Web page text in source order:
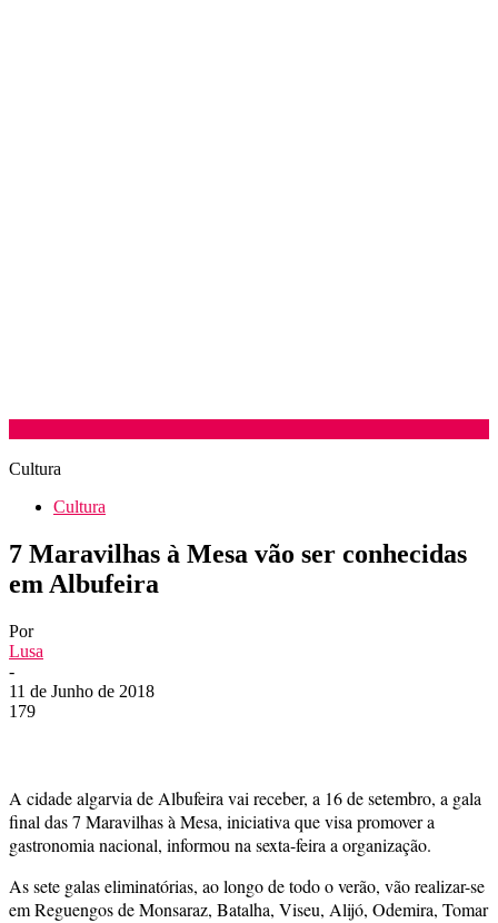
Cultura
Cultura
7 Maravilhas à Mesa vão ser conhecidas
em Albufeira
Por
Lusa
-
11 de Junho de 2018
179
A cidade algarvia de Albufeira vai receber, a 16 de setembro, a gala
final das 7 Maravilhas à Mesa, iniciativa que visa promover a
gastronomia nacional, informou na sexta-feira a organização.
As sete galas eliminatórias, ao longo de todo o verão, vão realizar-se
em Reguengos de Monsaraz, Batalha, Viseu, Alijó, Odemira, Tomar